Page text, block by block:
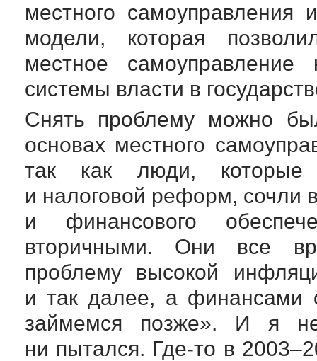
местного
модели, которая
местное
системы власти в
Снять проблему можно
основах местного
так как люди, которые
и налоговой реформ,
и финансового
вторичными. Они все
проблему высокой
и так далее, а финансами
займемся позже». И я
ни пытался. Где-то в